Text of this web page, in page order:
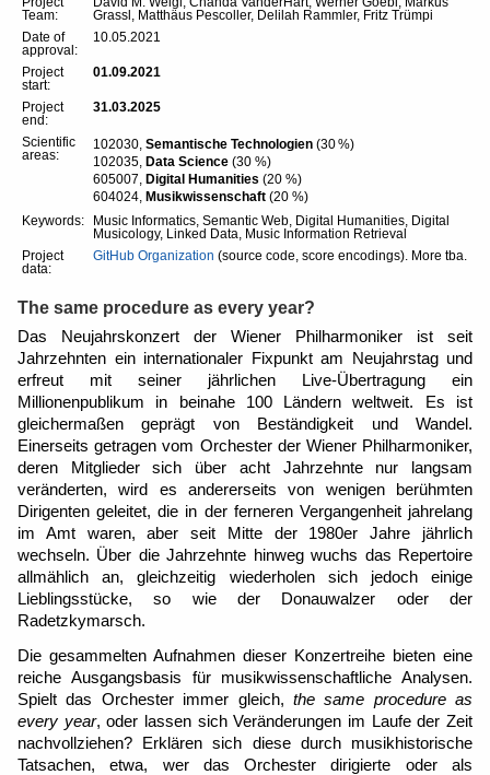
Team:
Grassl, Matthäus Pescoller, Delilah Rammler, Fritz Trümpi
Date of
approval:
10.05.2021
Project
start:
01.09.2021
Project
end:
31.03.2025
Scientific
areas:
102030, Semantische Technologien (30 %)
102035, Data Science (30 %)
605007, Digital Humanities (20 %)
604024, Musikwissenschaft (20 %)
Keywords:
Music Informatics, Semantic Web, Digital Humanities, Digital
Musicology, Linked Data, Music Information Retrieval
Project
data:
GitHub Organization (source code, score encodings). More tba.
The same procedure as every year?
Das Neujahrskonzert der Wiener Philharmoniker ist seit
Jahrzehnten ein internationaler Fixpunkt am Neujahrstag und
erfreut mit seiner jährlichen Live-Übertragung ein
Millionenpublikum in beinahe 100 Ländern weltweit. Es ist
gleichermaßen geprägt von Beständigkeit und Wandel.
Einerseits getragen vom Orchester der Wiener Philharmoniker,
deren Mitglieder sich über acht Jahrzehnte nur langsam
veränderten, wird es andererseits von wenigen berühmten
Dirigenten geleitet, die in der ferneren Vergangenheit jahrelang
im Amt waren, aber seit Mitte der 1980er Jahre jährlich
wechseln. Über die Jahrzehnte hinweg wuchs das Repertoire
allmählich an, gleichzeitig wiederholen sich jedoch einige
Lieblingsstücke, so wie der Donauwalzer oder der
Radetzkymarsch.
Die gesammelten Aufnahmen dieser Konzertreihe bieten eine
reiche Ausgangsbasis für musikwissenschaftliche Analysen.
Spielt das Orchester immer gleich, the same procedure as
every year, oder lassen sich Veränderungen im Laufe der Zeit
nachvollziehen? Erklären sich diese durch musikhistorische
Tatsachen, etwa, wer das Orchester dirigierte oder als